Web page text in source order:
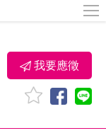
我要應徵